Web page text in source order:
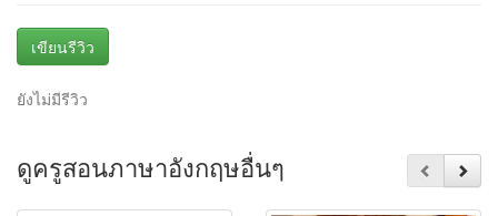
เขียนรีวิว
ยังไม่มีรีวิว
ดูครูสอนภาษาอังกฤษอื่นๆ